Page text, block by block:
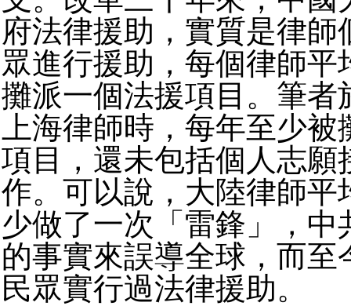
府法律援助，實質是律師
眾進行援助，每個律師平
攤派一個法援項目。筆者
上海律師時，每年至少
項目，還未包括個人志願
作。可以說，大陸律師平
少做了一次「雷鋒」，中
的事實來誤導全球，而至
民眾實行過法律援助。